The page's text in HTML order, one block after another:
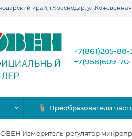
край, г.Краснодар,
+7(861)205-88-
+7(958)609-
Преобразователи
Измеритель-регулятор